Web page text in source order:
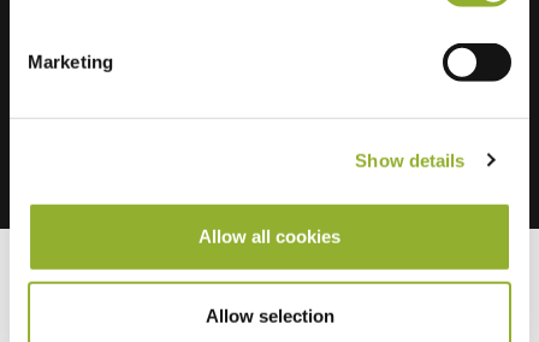
Marketing
Show details
Allow all cookies
Allow selection